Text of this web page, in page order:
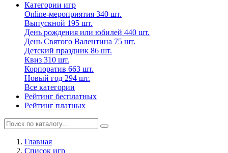
Категории игр
Online-мероприятия 340 шт.
Выпускной 195 шт.
День рождения или юбилей 440 шт.
День Святого Валентина 75 шт.
Детский праздник 86 шт.
Квиз 310 шт.
Корпоратив 663 шт.
Новый год 294 шт.
Все категории
Рейтинг бесплатных
Рейтинг платных
Главная
Список игр